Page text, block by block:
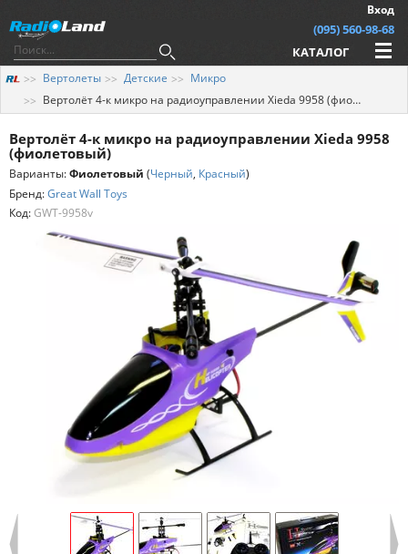
Вход
(095) 560-98-68
КАТАЛОГ
Вертолеты Детские
Микро
Вертолёт 4-к микро на радиоуправлении Xieda 9958 (фиолетовый)
Вертолёт 4-к микро на радиоуправлении Xieda 9958
(фиолетовый)
Варианты:Фиолетовый (Черный, Красный)
Бренд:Great Wall Toys
Код:GWT-9958v